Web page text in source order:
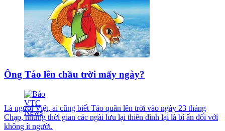
Ông Táo lên chầu trời mấy ngày?
Là người Việt, ai cũng biết Táo quân lên trời vào ngày 23 tháng
Chạp, nhưng thời gian các ngài lưu lại thiên đình lại là bí ẩn đối với
không ít người.